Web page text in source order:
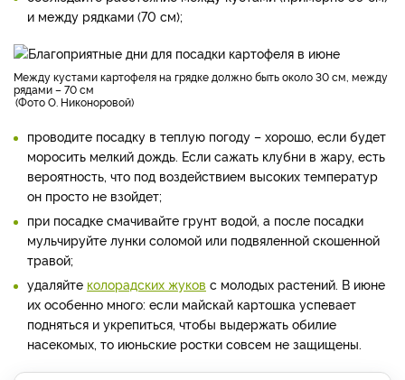
и между рядками (70 см);
между кустами картофеля на грядке должно быть около 30 см, между
рядами – 70 см
Фото О. Никоноровой
проводите посадку в теплую погоду – хорошо, если будет
моросить мелкий дождь. Если сажать клубни в жару, есть
вероятность, что под воздействием высоких температур
он просто не взойдет;
при посадке смачивайте грунт водой, а после посадки
мульчируйте лунки соломой или подвяленной скошенной
травой;
удаляйте колорадских жуков с молодых растений. В июне
их особенно много: если майскай картошка успевает
подняться и укрепиться, чтобы выдержать обилие
насекомых, то июньские ростки совсем не защищены.